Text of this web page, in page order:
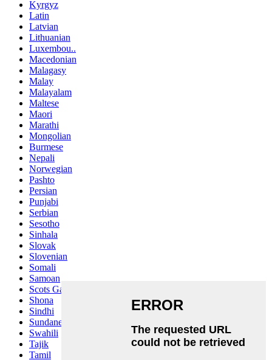
Kyrgyz
Latin
Latvian
Lithuanian
Luxembou..
Macedonian
Malagasy
Malay
Malayalam
Maltese
Maori
Marathi
Mongolian
Burmese
Nepali
Norwegian
Pashto
Persian
Punjabi
Serbian
Sesotho
Sinhala
Slovak
Slovenian
Somali
Samoan
Scots Gaelic
Shona
Sindhi
Sundanese
Swahili
Tajik
Tamil